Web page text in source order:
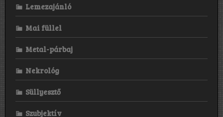
Lemezajánló
Mai füllel
Metal-párbaj
Nekrológ
Süllyesztő
Szubjektív